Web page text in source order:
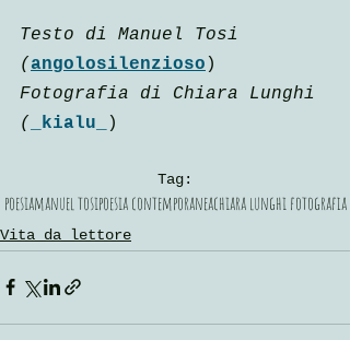
Testo di Manuel Tosi
(angolosilenzioso )
Fotografia di Chiara Lunghi
(
_kialu_ )
Tag:
poesiamanuel tosipoesia contemporaneachiara lunghi fotografia
Vita da lettore